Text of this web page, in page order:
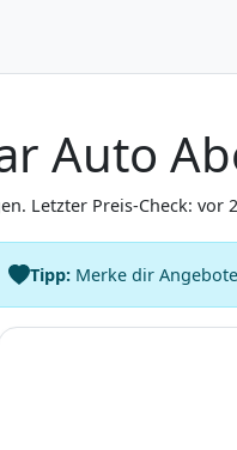
Auto
Letzter Preis-Check: vor
Tipp: Merke dir